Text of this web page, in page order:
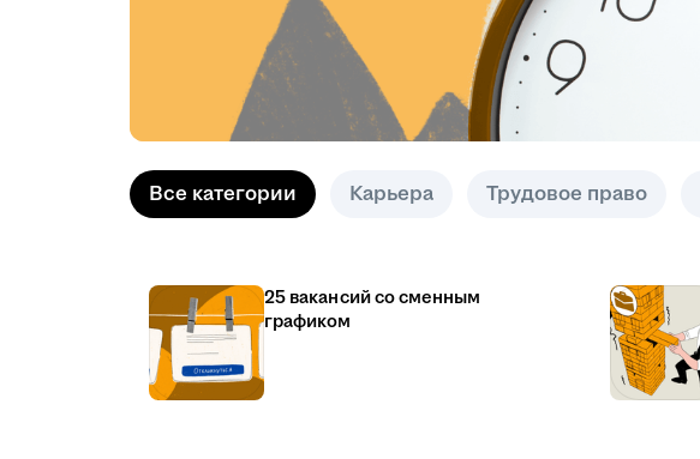
Все категории Карьера Трудовое право
25 вакансий со сменным
графиком